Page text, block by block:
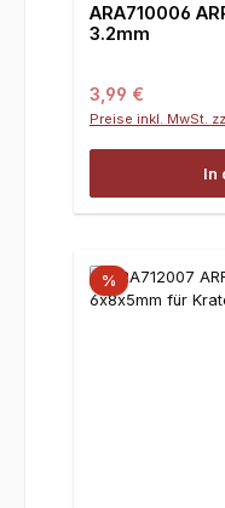
ARA710006
3.2mm
Regulärer Preis:
3,99 €
Preise inkl. MwSt.
In
%